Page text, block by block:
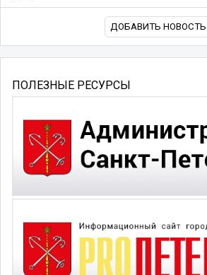
ДОБАВИТЬ НОВОСТЬ
ПОЛЕЗНЫЕ РЕСУРСЫ